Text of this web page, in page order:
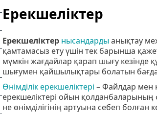
Ерекшеліктер
Ерекшеліктер нысандардыанықтау
қамтамасыз ету үшін тек барынша
мүмкін жағдайлар қарап шығу
шығумен қайшылықтары болатын
Өнімділік ерекшеліктері – Файлдар мен
ерекшеліктері ойын қолданбаларының
не өнімділігінің артуына себеп